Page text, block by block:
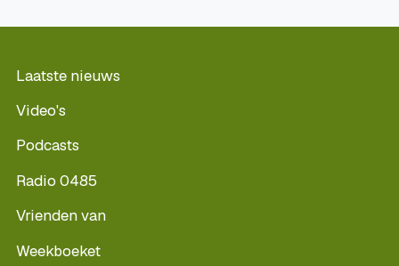
Laatste nieuws
Video's
Podcasts
Radio 0485
Vrienden van
Weekboeket